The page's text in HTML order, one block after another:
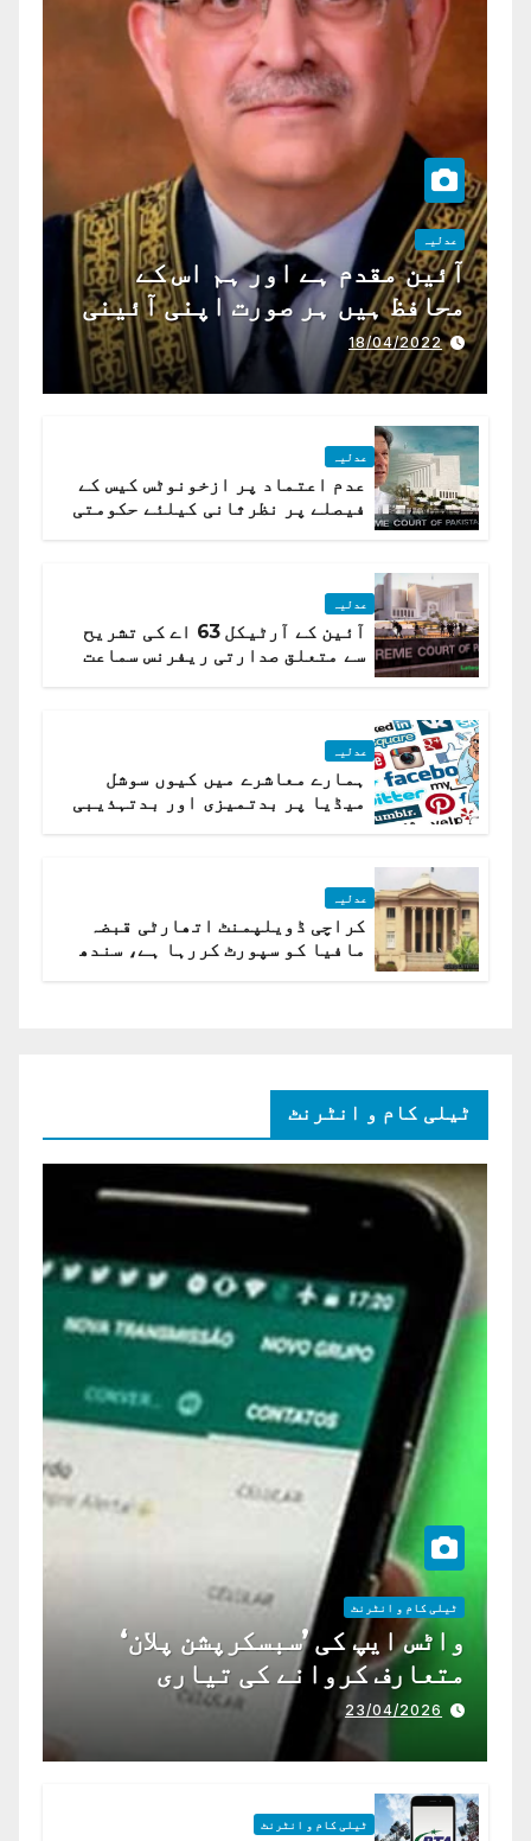
عدلیہ
آئین مقدم ہے اور ہم اس کے
محافظ ہیں ہر صورت اپنی آئینی
ذمہ داری ادا کرینگے ، چیف
جسٹس پاکستان
18/04/2022
عدلیہ
عدم اعتماد پر ازخونوٹس کیس کے
فیصلے پر نظرثانی کیلئے حکومتی
عدلیہ
آئین کے آرٹیکل 63 اے کی تشریح
سے متعلق صدارتی ریفرنس سماعت
عدلیہ
ہمارے معاشرے میں کیوں سوشل
میڈیا پر بدتمیزی اور بدتہذیبی
عدلیہ
کراچی ڈویلپمنٹ اتھارٹی قبضہ
مافیا کو سپورٹ کررہا ہے، سندھ
ٹیلی کام و انٹرنٹ
ٹیلی کام و انٹرنٹ
واٹس ایپ کی ’سبسکرپشن پلان‘
متعارف کروانے کی تیاری
23/04/2026
ٹیلی کام و انٹرنٹ